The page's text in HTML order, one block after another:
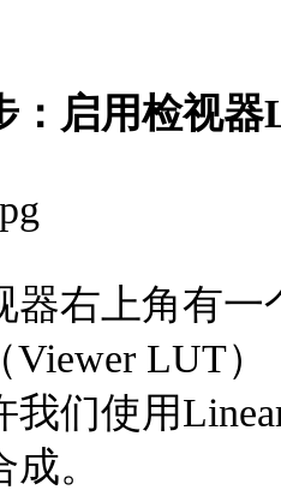
：启用检视器
器右上角有
Viewer LUT
我们使用
。